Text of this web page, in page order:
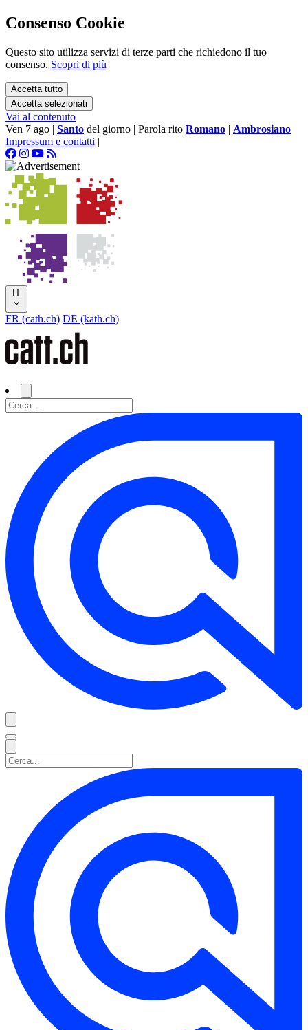
Consenso Cookie
Questo sito utilizza servizi di terze parti che richiedono il tuo
consenso. Scopri di più
Accetta tutto
Accetta selezionati
Vai al contenuto
Ven 7 ago | Santo del giorno | Parola rito Romano | Ambrosiano
Impressum e contatti |
IT
FR (cath.ch) DE (kath.ch)